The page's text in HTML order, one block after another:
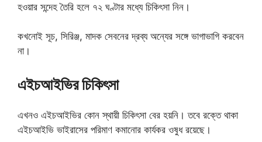
হওয়ার সন্দেহ তৈরি হলে ৭২ ঘণ্টার মধ্যে চিকিৎসা নিন।
কখনোই সূচ, সিরিঞ্জ, মাদক সেবনের দ্রব্য অন্যের সঙ্গে ভাগাভাগি করবেন
না।
এইচআইভির চিকিৎসা
এখনও এইচআইভির কোন স্থায়ী চিকিৎসা বের হয়নি। তবে রক্তে থাকা
এইচআইভি ভাইরাসের পরিমাণ কমানোর কার্যকর ওষুধ রয়েছে।